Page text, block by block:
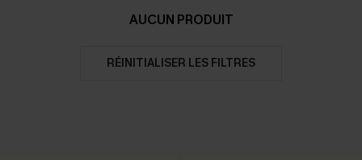
AUCUN PRODUIT
RÉINITIALISER LES FILTRES